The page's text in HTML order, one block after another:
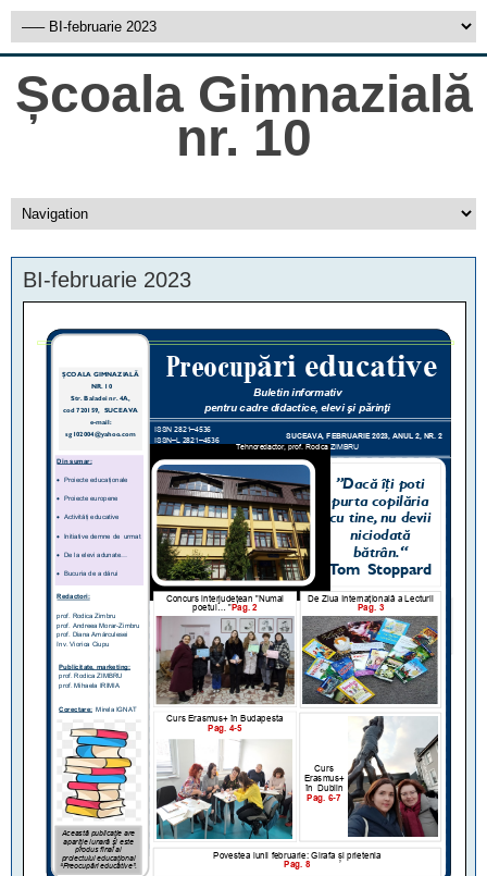
Școala Gimnazială
nr. 10
BI-februarie 2023